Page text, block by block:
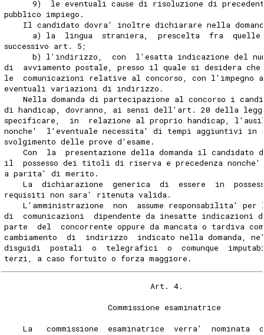
9)  le eventuali cause di risoluzione di
pubblico impiego.
Il candidato dovra' inoltre dichiarare nella
a) la  lingua  straniera,  prescelta  fra
successivo art. 5;
b) l'indirizzo,  con  l'esatta indicazione del
di  avviamento postale, presso il quale si desidera
le  comunicazioni relative al concorso, con l'impegno a
eventuali variazioni di indirizzo.
Nella domanda di partecipazione al concorso i
di handicap, dovranno, ai sensi dell'art. 20 della
specificare,  in  relazione al proprio handicap,
nonche'  l'eventuale necessita' di tempi aggiuntivi in
svolgimento delle prove d'esame.
Con  la  presentazione della domanda il candidato
il  possesso dei titoli di riserva e precedenza nonche'
a parita' di merito.
La  dichiarazione  generica  di  essere  in
requisiti non sara' ritenuta valida.
L'amministrazione  non  assume responsabilita' per
di  comunicazioni  dipendente da inesatte indicazioni
parte  del  concorrente oppure da mancata o tardiva
cambiamento  di  indirizzo  indicato nella domanda,
disguidi  postali  o  telegrafici  o  comunque
terzi, a caso fortuito o forza maggiore.
                               Art. 4.
                      Commissione esaminatrice
La   commissione  esaminatrice  verra'  nominata